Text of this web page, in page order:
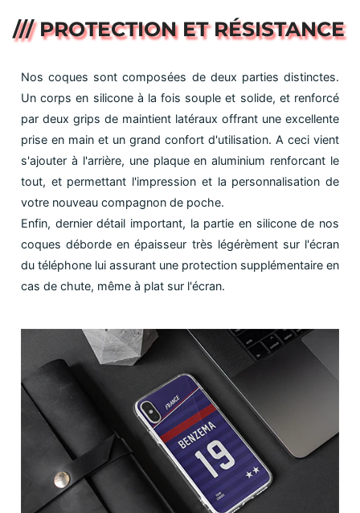
/// PROTECTION ET RÉSISTANCE
Nos coques sont composées de deux parties distinctes.
Un corps en silicone à la fois souple et solide, et renforcé
par deux grips de maintient latéraux offrant une excellente
prise en main et un grand confort d'utilisation. A ceci vient
s'ajouter à l'arrière, une plaque en aluminium renforcant le
tout, et permettant l'impression et la personnalisation de
votre nouveau compagnon de poche.
Enfin, dernier détail important, la partie en silicone de nos
coques déborde en épaisseur très légérèment sur l'écran
du téléphone lui assurant une protection supplémentaire en
cas de chute, même à plat sur l'écran.